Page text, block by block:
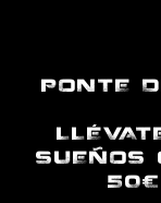
PONTE
SUEÑOS
50€